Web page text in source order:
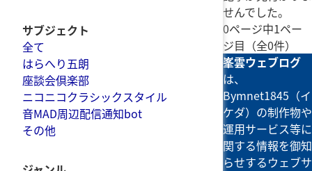
サブジェクト
全て
はらへり五朗
座談会倶楽部
ニコニコクラシックスタイル
音MAD周辺配信通知bot
その他
せんでした。
0ページ中1ペー
ジ目（全0件）
峯雲ウェブログ
は、
Bymnet1845（イ
ケダ）の制作物や
運用サービス等に
関する情報を御知
らせするウェブサ